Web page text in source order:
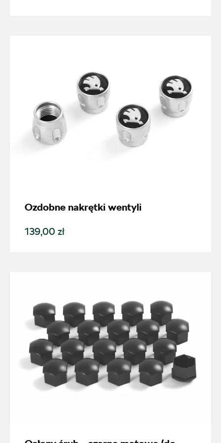
Ozdobne nakrętki wentyli
139,00 zł
ul. Krakowska 33, Wieliczka
+48 122 527 400
czesci.skoda@autoluzar.pl
magazyn.katowice@autosliwka.pl
ul. 3 Maja 60, Sosnowiec
+48 326 303 149
magazyn.sosnowiec@autosliwka.pl
Auto Śliwka